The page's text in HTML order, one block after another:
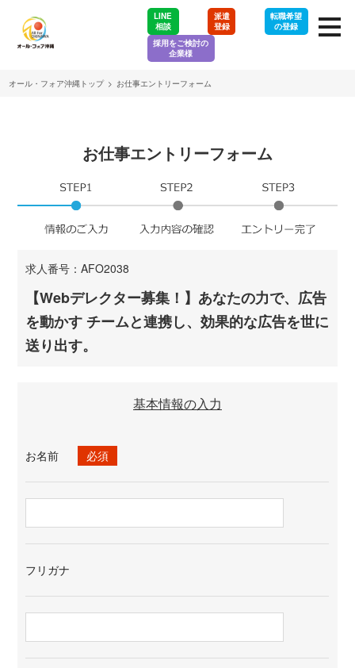
LINE
相談
派遣
登録
転職希望
の登録
採用をご検討の
企業様
オール・フォア沖縄トップ > お仕事エントリーフォーム
お仕事エントリーフォーム
求人番号：AFO2038
【Webデレクター募集！】あなたの力で、広告
を動かす チームと連携し、効果的な広告を世に
送り出す。
基本情報の入力
お名前 必須
フリガナ